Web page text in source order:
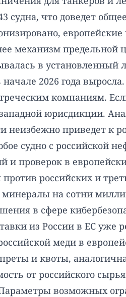
что доведет
механизм предельной
в
2026 года
компаниям.
юрисдикции.
неизбежно приведет к
судно с российской
и проверок в
российских и
на сотни
в сфере
из России в ЕС
меди в
и квоты,
от российского
возможных